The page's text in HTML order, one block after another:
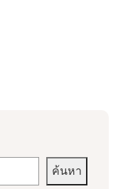
ค้นหา